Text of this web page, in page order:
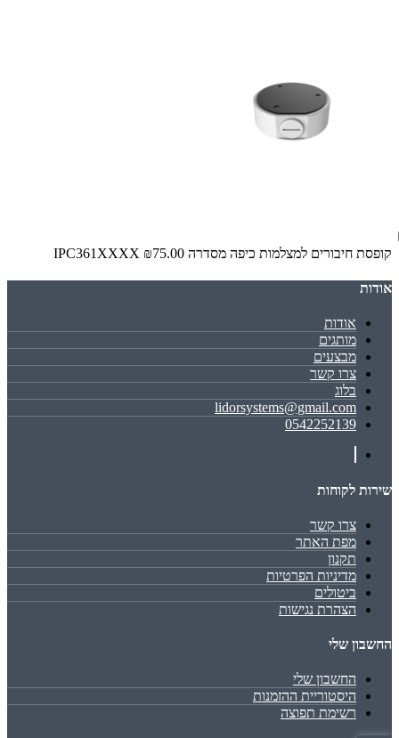
קופסת חיבורים למצלמות כיפה מסדרה IPC361XXXX ₪75.00
אודות
אודות
מותגים
מבצעים
צרו קשר
בלוג
lidorsystems@gmail.com
0542252139
שירות לקוחות
צרו קשר
מפת האתר
תקנון
מדיניות הפרטיות
ביטולים
הצהרת נגישות
החשבון שלי
החשבון שלי
היסטוריית ההזמנות
רשימת תפוצה